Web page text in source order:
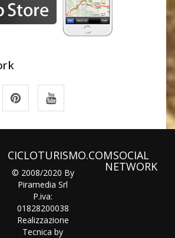
CICLOTURISMO.COM
© 2008/2020 By
Piramedia Srl
P.iva:
01828200038
Realizzazione
Tecnica by
SOCIAL
NETWORK